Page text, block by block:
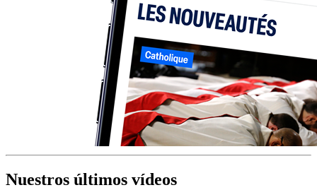
Nuestros últimos vídeos